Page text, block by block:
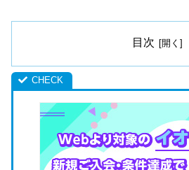
目次